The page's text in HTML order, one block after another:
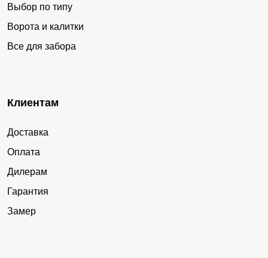
Выбор по типу
Ворота и калитки
Все для забора
Клиентам
Доставка
Оплата
Дилерам
Гарантия
Замер